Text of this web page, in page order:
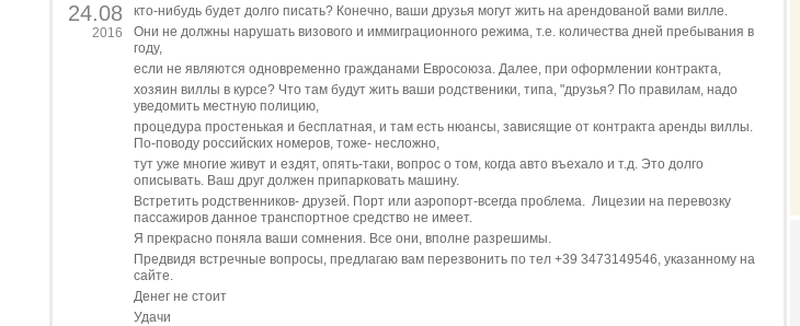
24.08
2016
кто-нибудь будет долго писать? Конечно, ваши друзья могут жить на арендованой вами вилле.
Они не должны нарушать визового и иммиграционного режима, т.е. количества дней пребывания в
году,
если не являются одновременно гражданами Евросоюза. Далее, при оформлении контракта,
хозяин виллы в курсе? Что там будут жить ваши родственики, типа, "друзья? По правилам, надо
уведомить местную полицию,
процедура простенькая и бесплатная, и там есть нюансы, зависящие от контракта аренды виллы.
По-поводу российских номеров, тоже- несложно,
тут уже многие живут и ездят, опять-таки, вопрос о том, когда авто въехало и т.д. Это долго
описывать. Ваш друг должен припарковать машину.
Встретить родственников- друзей. Порт или аэропорт-всегда проблема. Лицезии на перевозку
пассажиров данное транспортное средство не имеет.
Я прекрасно поняла ваши сомнения. Все они, вполне разрешимы.
Предвидя встречные вопросы, предлагаю вам перезвонить по тел +39 3473149546, указанному на
сайте.
Денег не стоит
Удачи